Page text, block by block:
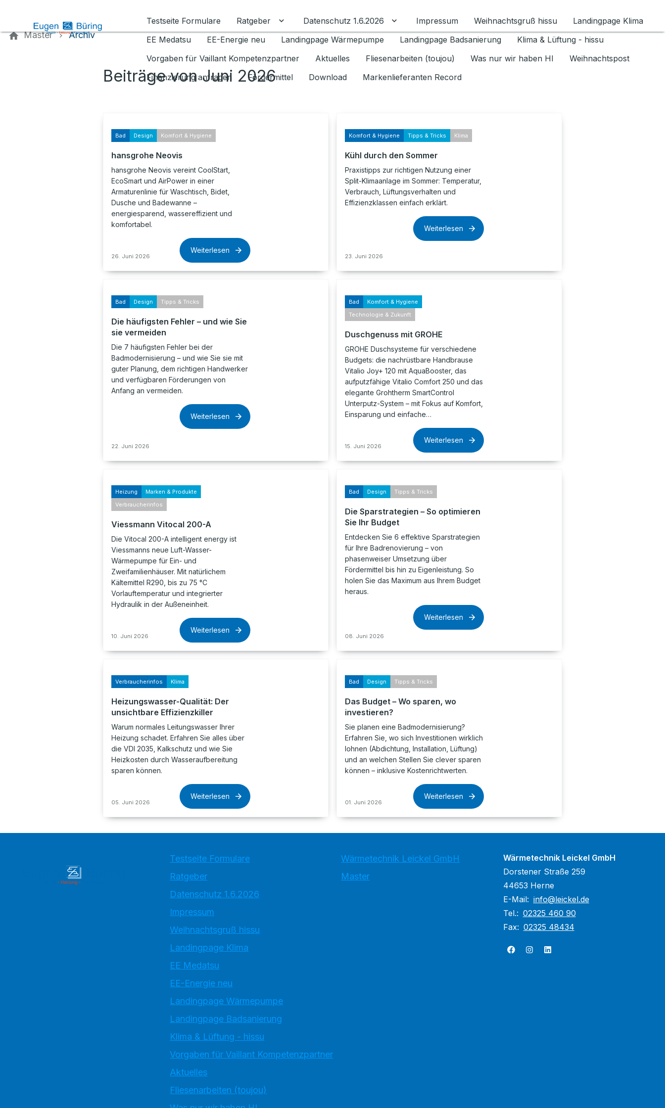
Testseite Formulare
Ratgeber Untermenü für Ratgeber umschalten
Datenschutz 1.6.2026 Untermenü für Datenschutz 1.6.2026 umschalten
Impressum Weihnachtsgruß hissu
Landingpage Klima
EE Medatsu
EE-Energie neu Landingpage Wärmepumpe Landingpage Badsanierung
Klima & Lüftung - hissu
Vorgaben für Vaillant Kompetenzpartner
Aktuelles Fliesenarbeiten (toujou) Was nur wir haben HI
Weihnachtspost
Finanzierung anfragen
Fördermittel Download Markenlieferanten Record
Master Archiv
Beiträge von Juni 2026
Bad Design Komfort & Hygiene
hansgrohe Neovis
hansgrohe Neovis vereint CoolStart,
EcoSmart und AirPower in einer
Armaturenlinie für Waschtisch, Bidet,
Dusche und Badewanne –
energiesparend, wassereffizient und
komfortabel.
26. Juni 2026
Weiterlesen
Komfort & Hygiene Tipps & Tricks Klima
Kühl durch den Sommer
Praxistipps zur richtigen Nutzung einer
Split-Klimaanlage im Sommer: Temperatur,
Verbrauch, Lüftungsverhalten und
Effizienzklassen einfach erklärt.
23. Juni 2026
Weiterlesen
Bad Design Tipps & Tricks
Die häufigsten Fehler – und wie Sie
sie vermeiden
Die 7 häufigsten Fehler bei der
Badmodernisierung – und wie Sie sie mit
guter Planung, dem richtigen Handwerker
und verfügbaren Förderungen von
Anfang an vermeiden.
22. Juni 2026
Weiterlesen
Bad
Komfort & Hygiene
Technologie & Zukunft
Duschgenuss mit GROHE
GROHE Duschsysteme für verschiedene
Budgets: die nachrüstbare Handbrause
Vitalio Joy+ 120 mit AquaBooster, das
aufputzfähige Vitalio Comfort 250 und das
elegante Grohtherm SmartControl
Unterputz-System – mit Fokus auf Komfort,
Einsparung und einfache…
15. Juni 2026
Weiterlesen
Heizung
Marken & Produkte
Verbraucherinfos
Viessmann Vitocal 200-A
Die Vitocal 200-A intelligent energy ist
Viessmanns neue Luft-Wasser-
Wärmepumpe für Ein- und
Zweifamilienhäuser. Mit natürlichem
Kältemittel R290, bis zu 75 °C
Vorlauftemperatur und integrierter
Hydraulik in der Außeneinheit.
10. Juni 2026
Weiterlesen
Bad Design Tipps & Tricks
Die Sparstrategien – So optimieren
Sie Ihr Budget
Entdecken Sie 6 effektive Sparstrategien
für Ihre Badrenovierung – von
phasenweiser Umsetzung über
Fördermittel bis hin zu Eigenleistung. So
holen Sie das Maximum aus Ihrem Budget
heraus.
08. Juni 2026
Weiterlesen
Verbraucherinfos Klima
Heizungswasser-Qualität: Der
unsichtbare Effizienzkiller
Warum normales Leitungswasser Ihrer
Heizung schadet. Erfahren Sie alles über
die VDI 2035, Kalkschutz und wie Sie
Heizkosten durch Wasseraufbereitung
sparen können.
05. Juni 2026
Weiterlesen
Bad Design Tipps & Tricks
Das Budget – Wo sparen, wo
investieren?
Sie planen eine Badmodernisierung?
Erfahren Sie, wo sich Investitionen wirklich
lohnen (Abdichtung, Installation, Lüftung)
und an welchen Stellen Sie clever sparen
können – inklusive Kostenrichtwerten.
01. Juni 2026
Weiterlesen
Testseite Formulare
Ratgeber
Datenschutz 1.6.2026
Impressum
Weihnachtsgruß hissu
Landingpage Klima
EE Medatsu
EE-Energie neu
Landingpage Wärmepumpe
Landingpage Badsanierung
Klima & Lüftung - hissu
Vorgaben für Vaillant Kompetenzpartner
Aktuelles
Fliesenarbeiten (toujou)
Wärmetechnik Leickel GmbH
Master
Wärmetechnik Leickel GmbH
Dorstener Straße 259
44653 Herne
E-Mail: info@leickel.de
Tel.: 02325 460 90
Fax: 02325 48434